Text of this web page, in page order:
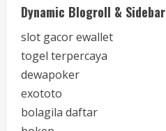
Dynamic Blogroll & Sidebar
slot gacor ewallet
togel terpercaya
dewapoker
exototo
bolagila daftar